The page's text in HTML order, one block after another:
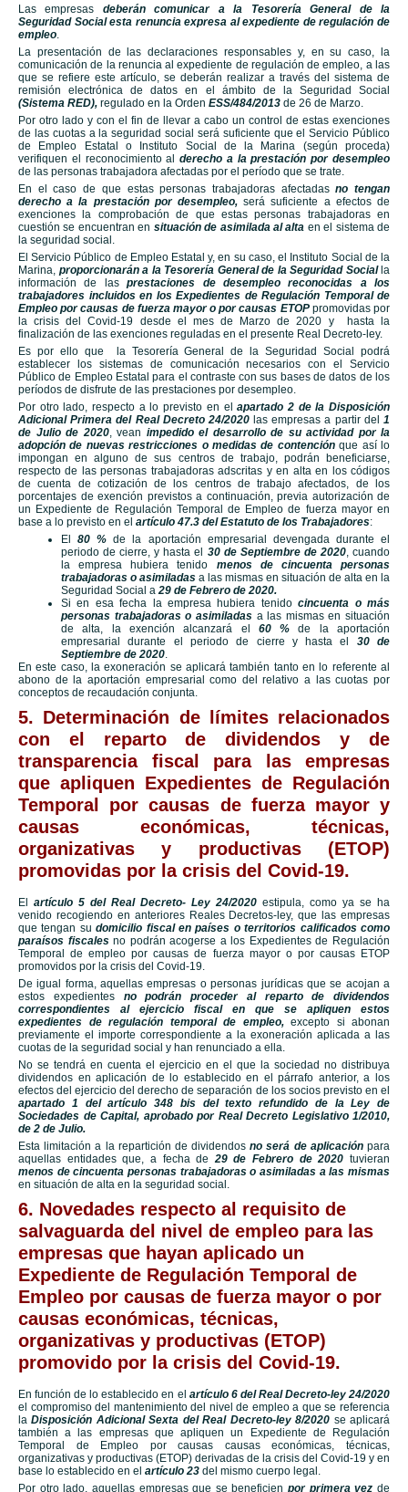
Las empresas deberán comunicar a la Tesorería General de la
Seguridad Social esta renuncia expresa al expediente de regulación de
empleo.
La presentación de las declaraciones responsables y, en su caso, la
comunicación de la renuncia al expediente de regulación de empleo, a las
que se refiere este artículo, se deberán realizar a través del sistema de
remisión electrónica de datos en el ámbito de la Seguridad Social
(Sistema RED), regulado en la Orden ESS/484/2013 de 26 de Marzo.
Por otro lado y con el fin de llevar a cabo un control de estas exenciones
de las cuotas a la seguridad social será suficiente que el Servicio Público
de Empleo Estatal o Instituto Social de la Marina (según proceda)
verifiquen el reconocimiento alderecho a la prestación por desempleo
de las personas trabajadora afectadas por el período que se trate.
En el caso de que estas personas trabajadoras afectadasno tengan
derecho a la prestación por desempleo, será suficiente a efectos de
exenciones la comprobación de que estas personas trabajadoras en
cuestión se encuentran en situación de asimilada al alta en el sistema de
la seguridad social.
El Servicio Público de Empleo Estatal y, en su caso, el Instituto Social de la
Marina, proporcionarán a la Tesorería General de la Seguridad Socialla
información de lasprestaciones de desempleo reconocidas a los
trabajadores incluidos en los Expedientes de Regulación Temporal de
Empleo por causas de fuerza mayor o por causas ETOPpromovidas por
la crisis del Covid-19 desde el mes de Marzo de 2020 y hasta la
finalización de las exenciones reguladas en el presente Real Decreto-ley.
Es por ello que la Tesorería General de la Seguridad Social podrá
establecer los sistemas de comunicación necesarios con el Servicio
Público de Empleo Estatal para el contraste con sus bases de datos de los
períodos de disfrute de las prestaciones por desempleo.
Por otro lado, respecto a lo previsto en elapartado 2 de la Disposición
Adicional Primera del Real Decreto 24/2020las empresas a partir del1
de Julio de 2020, vean impedido el desarrollo de su actividad por la
adopción de nuevas restricciones o medidas de contenciónque así lo
impongan en alguno de sus centros de trabajo, podrán beneficiarse,
respecto de las personas trabajadoras adscritas y en alta en los códigos
de cuenta de cotización de los centros de trabajo afectados, de los
porcentajes de exención previstos a continuación, previa autorización de
un Expediente de Regulación Temporal de Empleo de fuerza mayor en
base a lo previsto en el artículo 47.3 del Estatuto de los Trabajadores:
El80 % de la aportación empresarial devengada durante el
periodo de cierre, y hasta el 30 de Septiembre de 2020, cuando
la empresa hubiera tenido menos de cincuenta personas
trabajadoras o asimiladas a las mismas en situación de alta en la
Seguridad Social a29 de Febrero de 2020.
Si en esa fecha la empresa hubiera tenidocincuenta o más
personas trabajadoras o asimiladasa las mismas en situación
de alta, la exención alcanzará el 60 % de la aportación
empresarial durante el periodo de cierre y hasta el 30 de
Septiembre de 2020.
En este caso, la exoneración se aplicará también tanto en lo referente al
abono de la aportación empresarial como del relativo a las cuotas por
conceptos de recaudación conjunta.
5. Determinación de límites relacionados
con el reparto de dividendos y de
transparencia fiscal para las empresas
que apliquen Expedientes de Regulación
Temporal por causas de fuerza mayor y
causas económicas, técnicas,
organizativas y productivas (ETOP)
promovidas por la crisis del Covid-19.
El artículo 5 del Real Decreto- Ley 24/2020 estipula, como ya se ha
venido recogiendo en anteriores Reales Decretos-ley, que las empresas
que tengan sudomicilio fiscal en países o territorios calificados como
paraísos fiscalesno podrán acogerse a los Expedientes de Regulación
Temporal de empleo por causas de fuerza mayor o por causas ETOP
promovidos por la crisis del Covid-19.
De igual forma, aquellas empresas o personas jurídicas que se acojan a
estos expedientes no podrán proceder al reparto de dividendos
correspondientes al ejercicio fiscal en que se apliquen estos
expedientes de regulación temporal de empleo,excepto si abonan
previamente el importe correspondiente a la exoneración aplicada a las
cuotas de la seguridad social y han renunciado a ella.
No se tendrá en cuenta el ejercicio en el que la sociedad no distribuya
dividendos en aplicación de lo establecido en el párrafo anterior, a los
efectos del ejercicio del derecho de separación de los socios previsto en el
apartado 1 del artículo 348 bis del texto refundido de la Ley de
Sociedades de Capital, aprobado por Real Decreto Legislativo 1/2010,
de 2 de Julio.
Esta limitación a la repartición de dividendosno será de aplicaciónpara
aquellas entidades que, a fecha de29 de Febrero de 2020 tuvieran
menos de cincuenta personas trabajadoras o asimiladas a las mismas
en situación de alta en la seguridad social.
6. Novedades respecto al requisito de
salvaguarda del nivel de empleo para las
empresas que hayan aplicado un
Expediente de Regulación Temporal de
Empleo por causas de fuerza mayor o por
causas económicas, técnicas,
organizativas y productivas (ETOP)
promovido por la crisis del Covid-19.
En función de lo establecido en el artículo 6 del Real Decreto-ley 24/2020
el compromiso del mantenimiento del nivel de empleo a que se referencia
laDisposición Adicional Sexta del Real Decreto-ley 8/2020 se aplicará
también a las empresas que apliquen un Expediente de Regulación
Temporal de Empleo por causas causas económicas, técnicas,
organizativas y productivas (ETOP) derivadas de la crisis del Covid-19 y en
base lo establecido en el artículo 23 del mismo cuerpo legal.
Por otro lado, aquellas empresas que se beneficienpor primera vez de